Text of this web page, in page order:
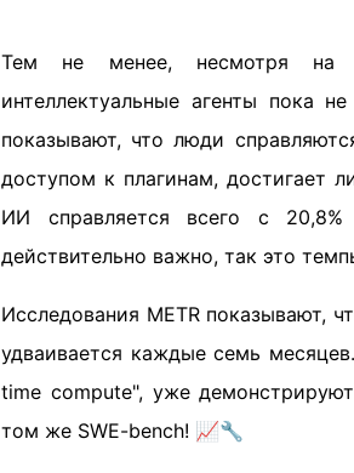
Тем не менее, несмотря на
интеллектуальные агенты пока
показывают, что люди
доступом к плагинам, достигает
ИИ справляется всего с
действительно важно, так это
Исследования METR показывают,
удваивается каждые семь
time compute", уже демонстрируют
том же SWE-bench! 📈🔧